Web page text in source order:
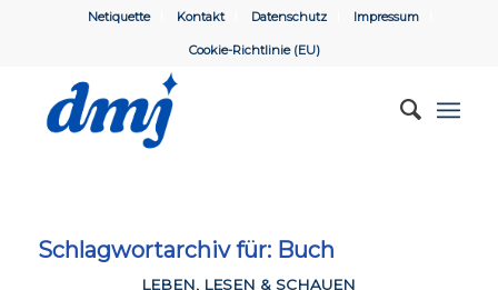
Netiquette Kontakt Datenschutz Impressum
Cookie-Richtlinie (EU)
Schlagwortarchiv für: Buch
LEBEN, LESEN & SCHAUEN